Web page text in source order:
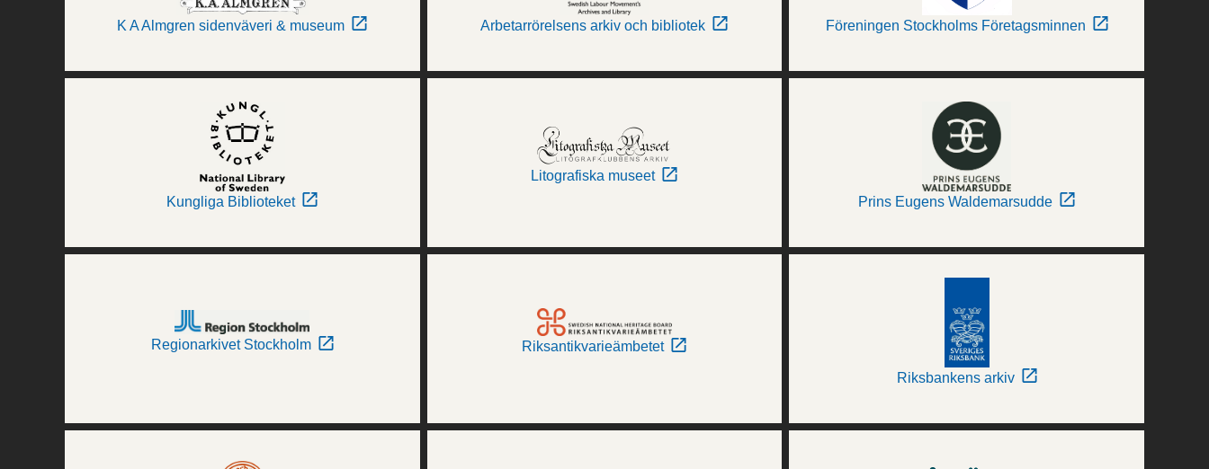
K A Almgren sidenväveri & museum Arbetarrörelsens arkiv och bibliotek Föreningen Stockholms Företagsminnen
Kungliga Biblioteket
Litografiska museet
Prins Eugens Waldemarsudde
Regionarkivet Stockholm Riksantikvarieämbetet
Riksbankens arkiv